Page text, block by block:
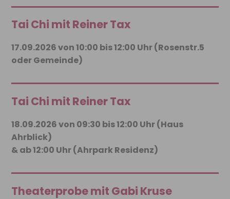
Tai Chi mit Reiner Tax
17.09.2026 von 10:00 bis 12:00 Uhr (Rosenstr.5
oder Gemeinde)
Tai Chi mit Reiner Tax
18.09.2026 von 09:30 bis 12:00 Uhr (Haus
Ahrblick)
& ab 12:00 Uhr (Ahrpark Residenz)
Theaterprobe mit Gabi Kruse